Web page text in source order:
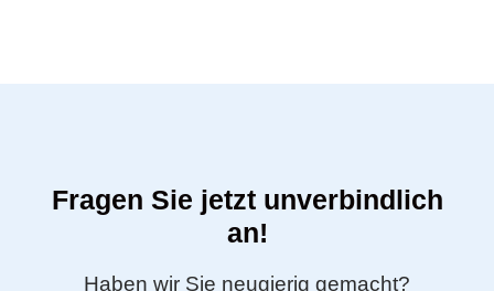
Fragen Sie jetzt unverbindlich
an!
Haben wir Sie neugierig gemacht?